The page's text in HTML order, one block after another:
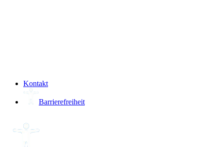
Kontakt
Barrierefreiheit